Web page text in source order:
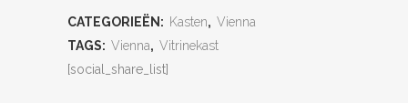
CATEGORIEËN: Kasten, Vienna
TAGS: Vienna, Vitrinekast
[social_share_list]